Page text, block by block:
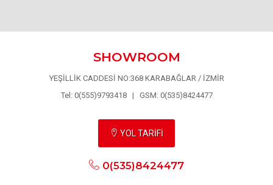
SHOWROOM
YEŞİLLİK CADDESİ NO:368 KARABAĞLAR / İZMİR
Tel: 0(555)9793418 | GSM: 0(535)8424477
YOL TARİFİ
0(535)8424477